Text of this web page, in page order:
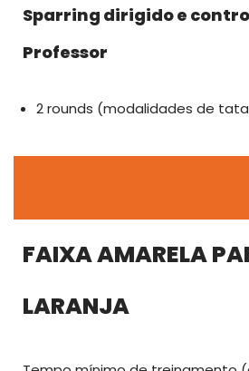
Sparring dirigido e
Professor
2 rounds (modalidades de
FAIXA AMARELA
LARANJA